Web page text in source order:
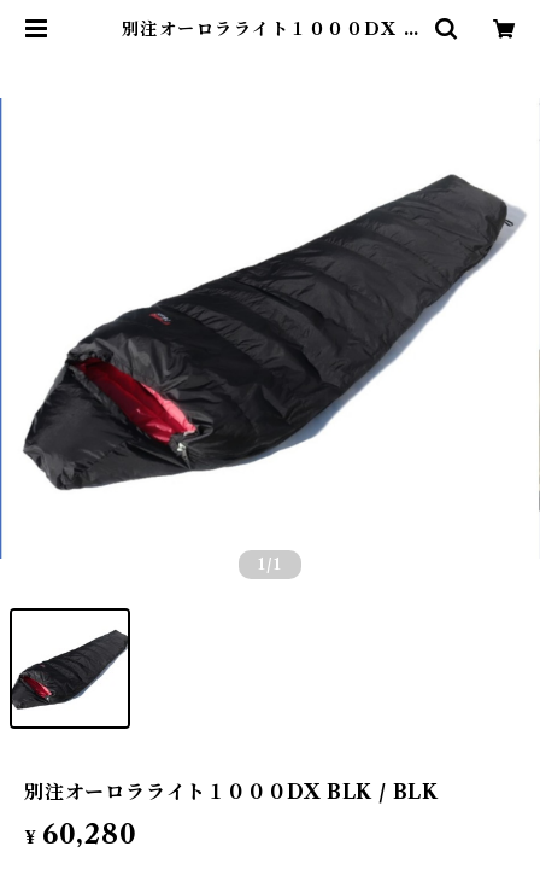
別注オーロラライト１０００DX B
1 /1
別注オーロラライト１０００DX BLK / BLK
¥ 60,280